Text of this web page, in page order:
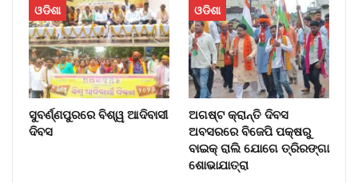
ଓଡିଶା
ସୁବର୍ଣ୍ଣପୁରରେ ବିଶ୍ୱ ଆଦିବାସୀ
ଦିବସ
ଓଡିଶା
ଅଗଷ୍ଟ କ୍ରାନ୍ତି ଦିବସ
ଅବସରରେ ବିଜେପି ପକ୍ଷରୁ
ବାଇକ୍ ରାଲି ଯୋଗେ ତ୍ରିରଙ୍ଗା
ଶୋଭାଯାତ୍ରା